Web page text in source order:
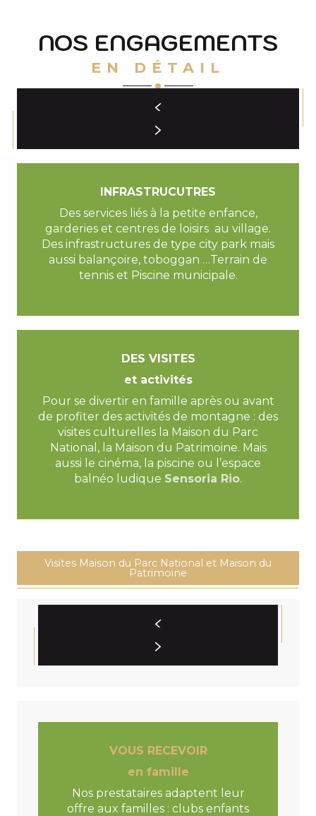
NOS ENGAGEMENTS
EN DÉTAIL
INFRASTRUCUTRES
Des services liés à la petite enfance,
garderies et centres de loisirs au village.
Des infrastructures de type city park mais
aussi balançoire, toboggan …Terrain de
tennis et Piscine municipale.
DES VISITES
et activités
Pour se divertir en famille après ou avant
de profiter des activités de montagne : des
visites culturelles la Maison du Parc
National, la Maison du Patrimoine. Mais
aussi le cinéma, la piscine ou l’espace
balnéo ludique Sensoria Rio.
Visites Maison du Parc National et Maison du
Patrimoine
VOUS RECEVOIR
en famille
Nos prestataires adaptent leur
offre aux familles : clubs enfants